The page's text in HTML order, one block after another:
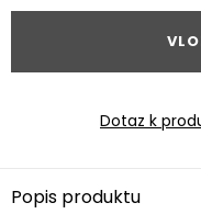
Dotaz k
Popis produktu